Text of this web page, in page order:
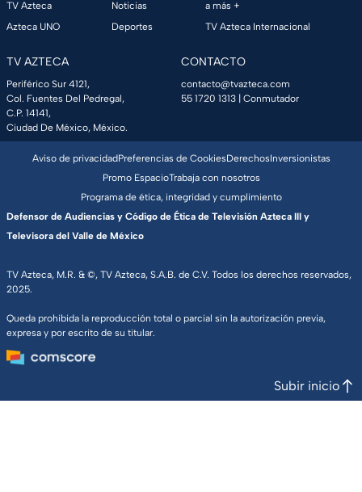
TV Azteca
Azteca UNO
Noticias
Deportes
a más +
TV Azteca Internacional
TV AZTECA
Periférico Sur 4121,
Col. Fuentes Del Pedregal,
C.P. 14141,
Ciudad De México, México.
CONTACTO
contacto@tvazteca.com
55 1720 1313 | Conmutador
TV Azteca, M.R. & ©, TV Azteca, S.A.B. de C.V. Todos los derechos reservados,
2025.
Queda prohibida la reproducción total o parcial sin la autorización previa,
expresa y por escrito de su titular.
Aviso de privacidadPreferencias de CookiesDerechosInversionistas
Promo EspacioTrabaja con nosotros
Programa de ética, integridad y cumplimiento
Defensor de Audiencias y Código de Ética de Televisión Azteca III y
Televisora del Valle de México
Subir inicio